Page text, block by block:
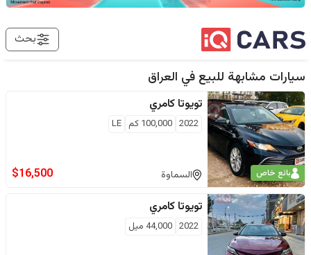
بحث
سيارات مشابهة للبيع في العراق
بائع خاص
تويوتا كامري
2022
100,000 كم LE
السماوة $16,500
تويوتا كامري
2022
44,000 ميل